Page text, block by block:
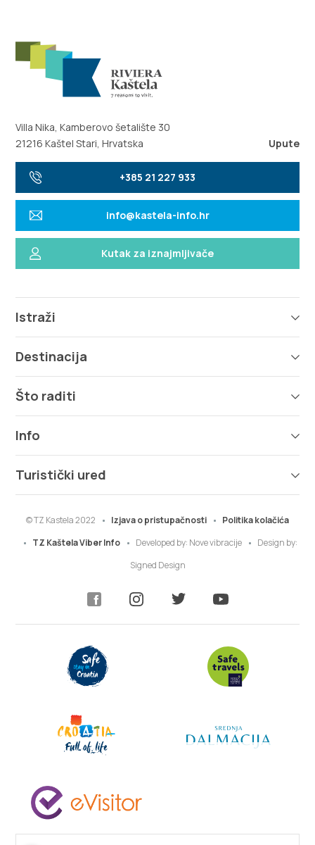
Villa Nika, Kamberovo šetalište 30
21216 Kaštel Stari, Hrvatska
Upute
+385 21 227 933
info@kastela-info.hr
Kutak za iznajmljivače
Istraži
Destinacija
Što raditi
Info
Turistički ured
© TZ Kastela 2022 Izjava o pristupačnosti
Politika kolačića
TZ Kaštela Viber Info
Developed by: Nove vibracije
Design by:
Signed Design